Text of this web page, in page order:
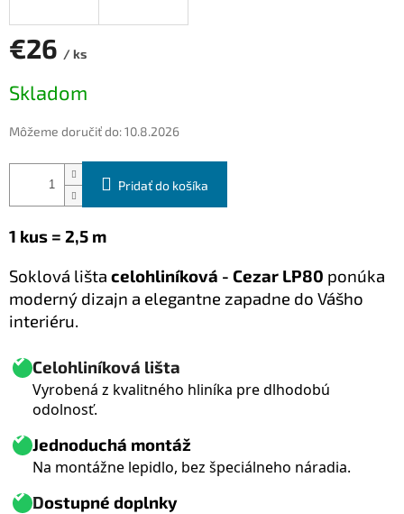
€26 / ks
cena:
Skladom
Môžeme doručiť do:10.8.2026
Pridať do košíka
1 kus = 2,5 m
Soklová lišta celohliníková - Cezar LP80 ponúka
moderný dizajn a elegantne zapadne do Vášho
interiéru.
Celohliníková lišta
Vyrobená z kvalitného hliníka pre dlhodobú
odolnosť.
Jednoduchá montáž
Na montážne lepidlo, bez špeciálneho náradia.
Dostupné doplnky